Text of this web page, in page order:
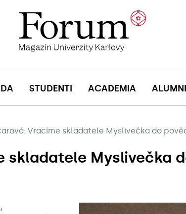
STUDENTI ACADEMIA ALUMNI
Vracíme skladatele Myslivečka do
skladatele Myslivečka